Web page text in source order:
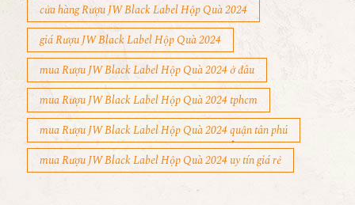
cửa hàng Rượu JW Black Label Hộp Quà 2024
giá Rượu JW Black Label Hộp Quà 2024
mua Rượu JW Black Label Hộp Quà 2024 ở đâu
mua Rượu JW Black Label Hộp Quà 2024 tphcm
mua Rượu JW Black Label Hộp Quà 2024 quận tân phú
mua Rượu JW Black Label Hộp Quà 2024 uy tín giá rẻ